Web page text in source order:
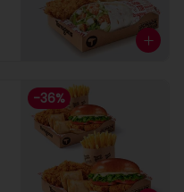
-36%